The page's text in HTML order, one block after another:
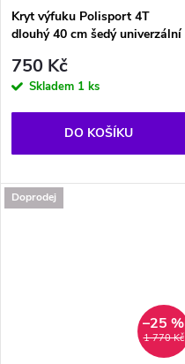
Kryt výfuku Polisport 4T
dlouhý 40 cm šedý univerzální
750 Kč
Skladem 1 ks
DO KOŠÍKU
Doprodej
1 770 Kč
–25 %